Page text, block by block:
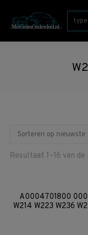
Resultaat 1–16 van
A0004701800
W214 W223 W236